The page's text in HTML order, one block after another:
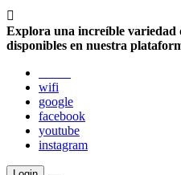

Explora una increíble variedad
disponibles en nuestra
wifi
google
facebook
youtube
instagram